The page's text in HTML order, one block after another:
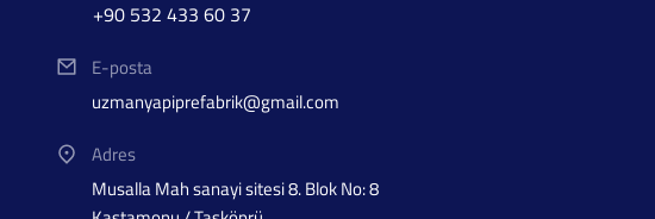
+90 532 433 60 37
E-posta
uzmanyapiprefabrik@gmail.com
Adres
Musalla Mah sanayi sitesi 8. Blok No: 8